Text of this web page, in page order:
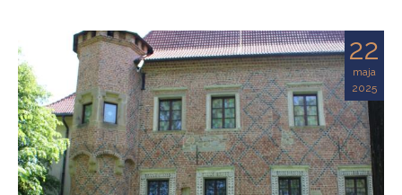
22
maja
2025